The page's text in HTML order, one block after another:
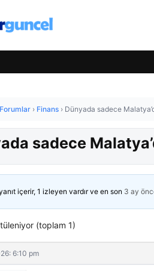
Forumlar › Finans › Dünyada sadece
sadece
içerir, 1 izleyen vardır ve en son 3 ay
(toplam 1)
6:10 pm